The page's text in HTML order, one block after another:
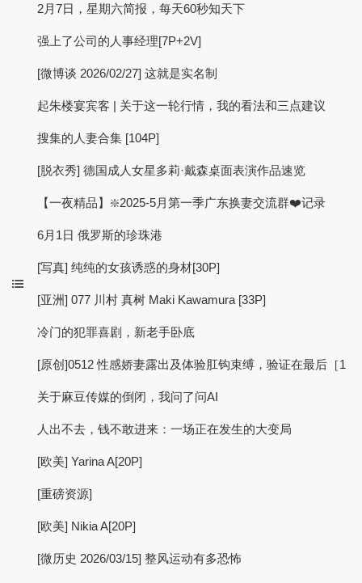
2月7日，星期六简报，每天60秒知天下
强上了公司的人事经理[7P+2V]
[微博谈 2026/02/27] 这就是实名制
起朱楼宴宾客 | 关于这一轮行情，我的看法和三点建议
搜集的人妻合集 [104P]
[脱衣秀] 德国成人女星多莉·戴森桌面表演作品速览
【一夜精品】❇️2025-5月第一季广东换妻交流群❤️记录
6月1日 俄罗斯的珍珠港
[写真] 纯纯的女孩诱惑的身材[30P]
[亚洲] 077 川村 真树 Maki Kawamura [33P]
冷门的犯罪喜剧，新老手卧底
[原创]0512 性感娇妻露出及体验肛钩束缚，验证在最后［1
关于麻豆传媒的倒闭，我问了问AI
人出不去，钱不敢进来：一场正在发生的大变局
[欧美] Yarina A[20P]
[重磅资源]
[欧美] Nikia A[20P]
[微历史 2026/03/15] 整风运动有多恐怖